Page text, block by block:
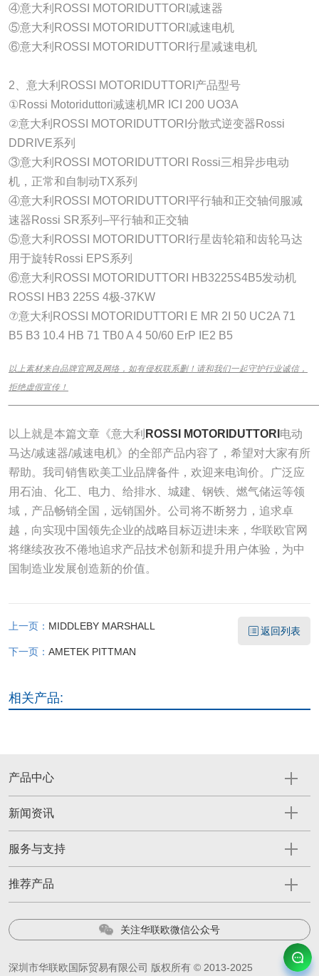
④意大利ROSSI MOTORIDUTTORI减速器
⑤意大利ROSSI MOTORIDUTTORI减速电机
⑥意大利ROSSI MOTORIDUTTORI行星减速电机
2、意大利ROSSI MOTORIDUTTORI产品型号
①Rossi Motoriduttori减速机MR ICI 200 UO3A
②意大利ROSSI MOTORIDUTTORI分散式逆变器Rossi
DDRIVE系列
③意大利ROSSI MOTORIDUTTORI Rossi三相异步电动
机，正常和自制动TX系列
④意大利ROSSI MOTORIDUTTORI平行轴和正交轴伺服减
速器Rossi SR系列–平行轴和正交轴
⑤意大利ROSSI MOTORIDUTTORI行星齿轮箱和齿轮马达
用于旋转Rossi EPS系列
⑥意大利ROSSI MOTORIDUTTORI HB3225S4B5发动机
ROSSI HB3 225S 4极-37KW
⑦意大利ROSSI MOTORIDUTTORI E MR 2I 50 UC2A 71
B5 B3 10.4 HB 71 TB0 A 4 50/60 ErP IE2 B5
以上素材来自品牌官网及网络，如有侵权联系删！请和我们一起守护行业诚信，
拒绝虚假宣传！
以上就是本篇文章《意大利 ROSSI MOTORIDUTTORI 电动
马达/减速器/减速电机》的全部产品内容了，希望对大家有所
帮助。我司销售欧美工业品牌备件，欢迎来电询价。广泛应
用石油、化工、电力、给排水、城建、钢铁、燃气储运等领
域，产品畅销全国，远销国外。公司将不断努力，追求卓
越，向实现中国领先企业的战略目标迈进!未来，华联欧官网
将继续孜孜不倦地追求产品技术创新和提升用户体验，为中
国制造业发展创造新的价值。
上一页： MIDDLEBY MARSHALL
下一页： AMETEK PITTMAN
返回列表
相关产品:
产品中心
新闻资讯
服务与支持
推荐产品
关注华联欧微信公众号
深圳市华联欧国际贸易有限公司 版权所有 © 2013-2025